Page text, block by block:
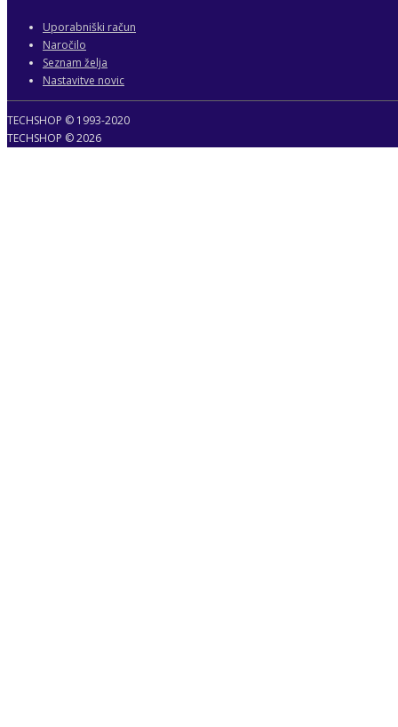
Uporabniški račun
Naročilo
Seznam želja
Nastavitve novic
TECHSHOP © 1993-2020
TECHSHOP © 2026